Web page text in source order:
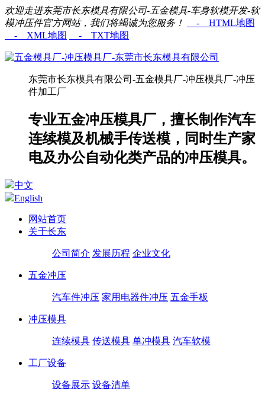
欢迎走进东莞市长东模具有限公司-五金模具-车身软模开发-软
模冲压件官方网站，我们将竭诚为您服务！
- HTML地图
- XML地图
- TXT地图
东莞市长东模具有限公司-五金模具厂-冲压模具厂-冲压
件加工厂
专业五金冲压模具厂，擅长制作汽车
连续模及机械手传送模，同时生产家
电及办公自动化类产品的冲压模具。
中文
English
网站首页
关于长东
公司简介 发展历程 企业文化
五金冲压
汽车件冲压 家用电器件冲压 五金手板
冲压模具
连续模具 传送模具 单冲模具 汽车软模
工厂设备
设备展示 设备清单